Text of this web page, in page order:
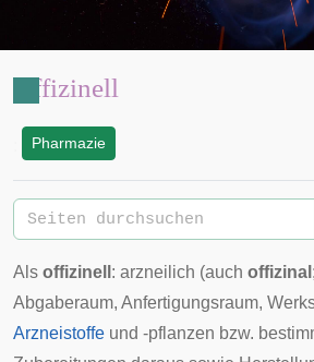
Offizinell
Pharmazie
Als offizinell : arzneilich (auch offizinal
Abgaberaum, Anfertigungsraum,
Arzneistoffe und -pflanzen bzw.